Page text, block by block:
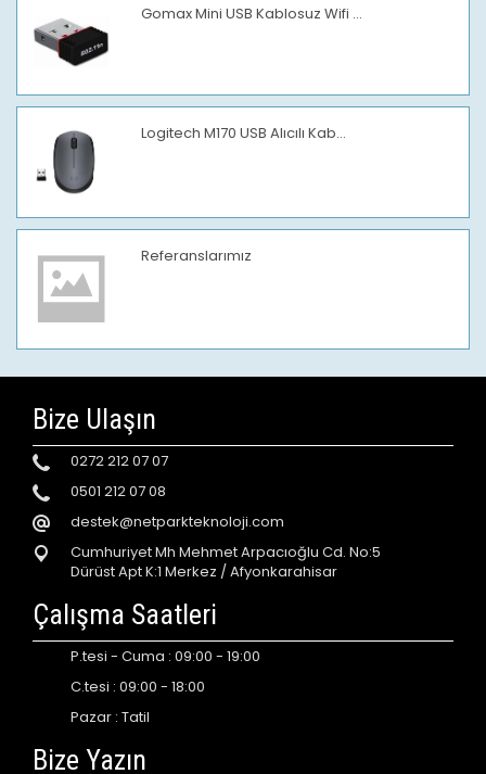
Gomax Mini USB Kablosuz Wifi ...
Logitech M170 USB Alıcılı Kab...
Referanslarımız
Bize Ulaşın
0272 212 07 07
0501 212 07 08
destek@netparkteknoloji.com
Cumhuriyet Mh Mehmet Arpacıoğlu Cd. No:5
Dürüst Apt K:1 Merkez / Afyonkarahisar
Çalışma Saatleri
P.tesi - Cuma : 09:00 - 19:00
C.tesi : 09:00 - 18:00
Pazar : Tatil
Bize Yazın